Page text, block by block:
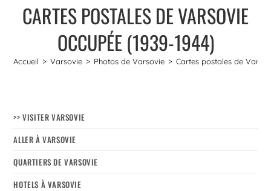
CARTES POSTALES DE VARSOVIE
OCCUPÉE (1939-1944)
Accueil > Varsovie > Photos de Varsovie > Cartes postales de
>> VISITER VARSOVIE
ALLER À VARSOVIE
QUARTIERS DE VARSOVIE
HOTELS À VARSOVIE